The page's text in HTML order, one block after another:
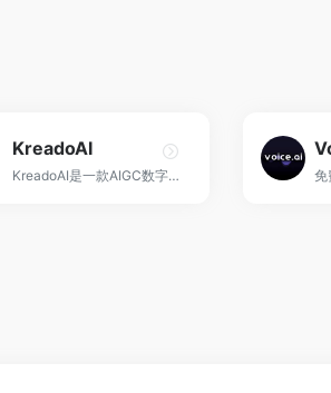
KreadoAI
KreadoAI是一款AIGC数字营销创作平台, 支持多语言AI视频创作; 只需输入文本或关键词, 即可创作真实/虚拟人物的多语言口播视频, 为创作者提供AI赋能。